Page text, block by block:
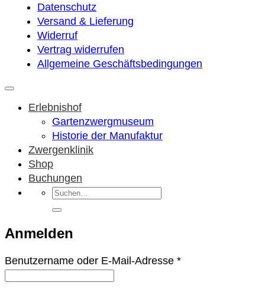
Datenschutz
Versand & Lieferung
Widerruf
Vertrag widerrufen
Allgemeine Geschäftsbedingungen
Erlebnishof
Gartenzwergmuseum
Historie der Manufaktur
Zwergenklinik
Shop
Buchungen
Suchen
nach:
Anmelden
Benutzername oder E-Mail-Adresse *Erforderlich